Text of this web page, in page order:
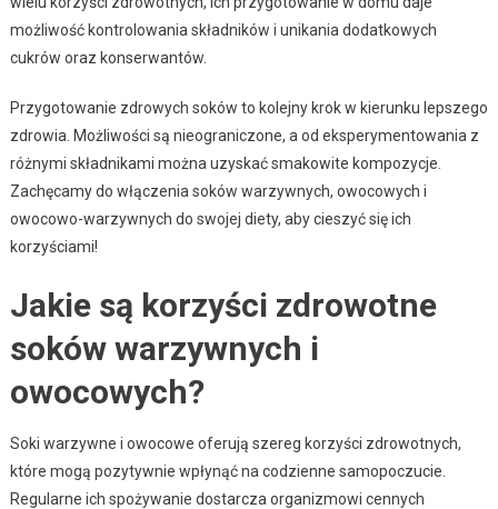
możliwość kontrolowania składników i unikania dodatkowych
cukrów oraz konserwantów.
Przygotowanie zdrowych soków to kolejny krok w kierunku lepszego
zdrowia. Możliwości są nieograniczone, a od eksperymentowania z
różnymi składnikami można uzyskać smakowite kompozycje.
Zachęcamy do włączenia soków warzywnych, owocowych i
owocowo-warzywnych do swojej diety, aby cieszyć się ich
korzyściami!
Jakie są korzyści zdrowotne
soków warzywnych i
owocowych?
Soki warzywne i owocowe oferują szereg korzyści zdrowotnych,
które mogą pozytywnie wpłynąć na codzienne samopoczucie.
Regularne ich spożywanie dostarcza organizmowi cennych